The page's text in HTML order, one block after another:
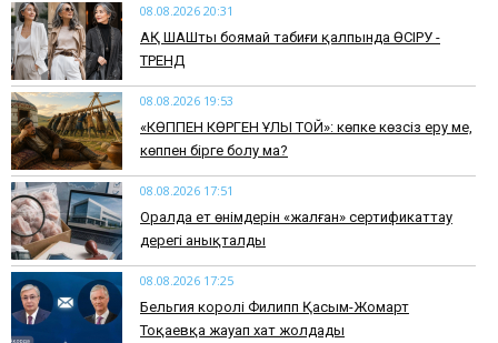
08.08.2026 20:31
АҚ ШАШты боямай табиғи қалпында ӨСІРУ -
ТРЕНД
08.08.2026 19:53
​«КӨППЕН КӨРГЕН ҰЛЫ ТОЙ»: көпке көзсіз еру ме,
көппен бірге болу ма?
08.08.2026 17:51
Оралда ет өнімдерін «жалған» сертификаттау
дерегі анықталды
08.08.2026 17:25
Бельгия королі Филипп Қасым-Жомарт
Тоқаевқа жауап хат жолдады